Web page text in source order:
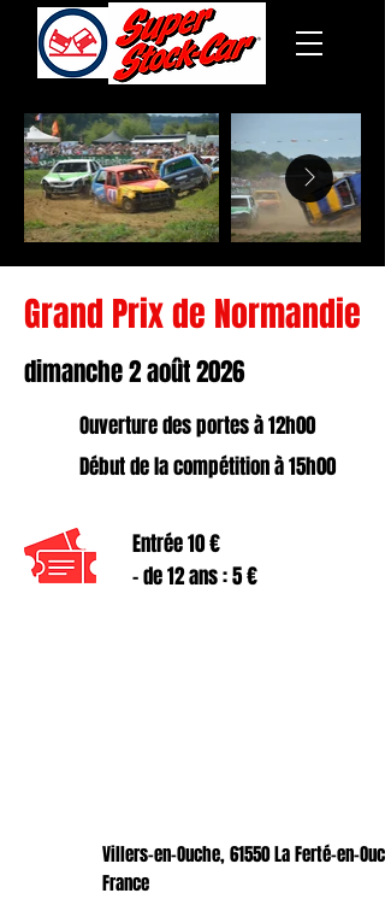
Grand Prix de Normandie
dimanche 2 août 2026
Ouverture des portes à 12h00
Début de la compétition à 15h00
Entrée 10 €
- de 12 ans : 5 €
Villers-en-Ouche, 61550 La Ferté-en-
France